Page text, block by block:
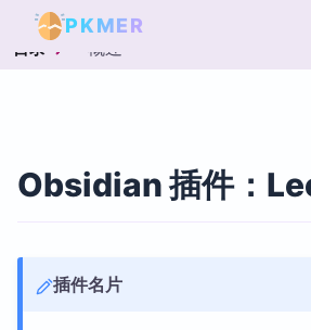
PKMER
目录 概述
Obsidian 插件：
插件名片